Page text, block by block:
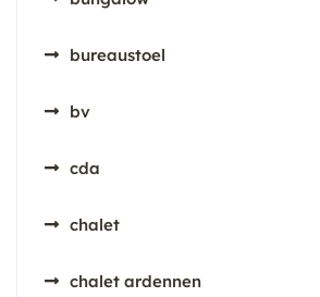
bureaustoel
bv
cda
chalet
chalet ardennen